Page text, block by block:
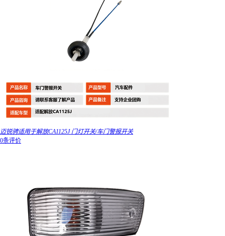
迈锐骋适用于解放CA1125J 门灯开关/车门警报开关
0条评价